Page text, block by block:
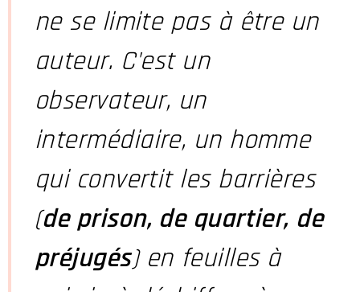
ne se limite pas à être un
auteur. C'est un
observateur, un
intermédiaire, un homme
qui convertit les barrières
(de prison, de quartier, de
préjugés) en feuilles à